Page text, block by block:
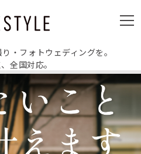
メ
ニ
ー
・フォトウェディングを。
全国対応。